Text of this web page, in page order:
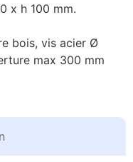
x h 100 mm.
bois, vis acier Ø
max 300 mm